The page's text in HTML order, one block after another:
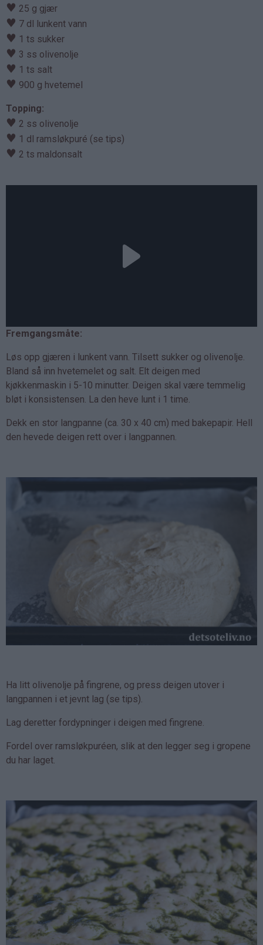
♥ 25 g gjær
♥ 7 dl lunkent vann
♥ 1 ts sukker
♥ 3 ss olivenolje
♥ 1 ts salt
♥ 900 g hvetemel
Topping:
♥ 2 ss olivenolje
♥ 1 dl ramsløkpuré (se tips)
♥ 2 ts maldonsalt
Fremgangsmåte:
Løs opp gjæren i lunkent vann. Tilsett sukker og olivenolje.
Bland så inn hvetemelet og salt. Elt deigen med
kjøkkenmaskin i 5-10 minutter. Deigen skal være temmelig
bløt i konsistensen. La den heve lunt i 1 time.
Dekk en stor langpanne (ca. 30 x 40 cm) med bakepapir. Hell
den hevede deigen rett over i langpannen.
Ha litt olivenolje på fingrene, og press deigen utover i
langpannen i et jevnt lag (se tips).
Lag deretter fordypninger i deigen med fingrene.
Fordel over ramsløkpuréen, slik at den legger seg i gropene
du har laget.